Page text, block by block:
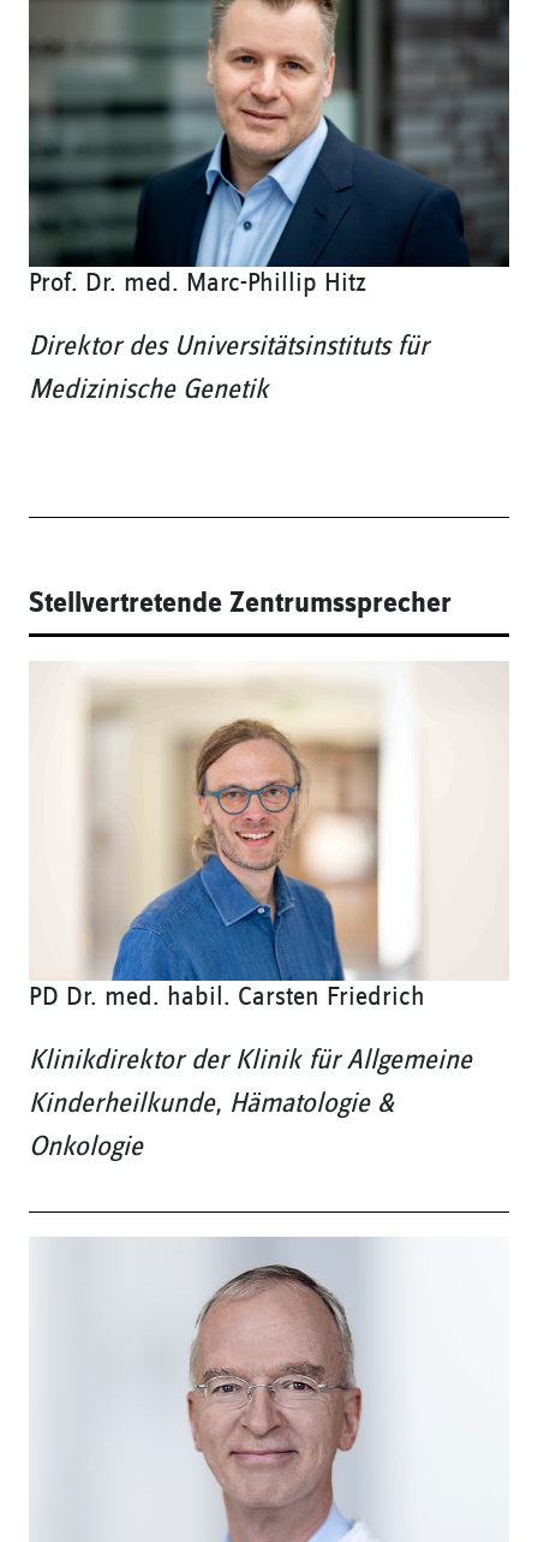
Prof. Dr. med. Marc-Phillip Hitz
Direktor des Universitätsinstituts für
Medizinische Genetik
Stellvertretende Zentrumssprecher
PD Dr. med. habil. Carsten Friedrich
Klinikdirektor der Klinik für Allgemeine
Kinderheilkunde, Hämatologie &
Onkologie